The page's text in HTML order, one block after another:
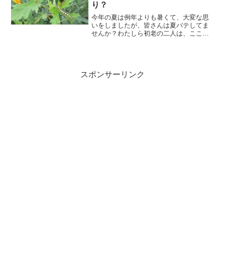
り？
今年の夏は例年よりも暑くて、大変な思
いをしましたが、皆さんは夏バテしてま
せんか？わたしら初老の二人は、ここ最
スポンサーリンク